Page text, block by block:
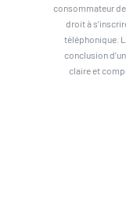
consommateur
droit à
téléphonique.
conclusion
claire et